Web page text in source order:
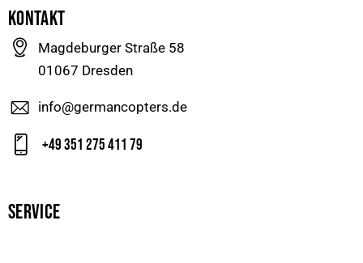
KONTAKT
Magdeburger Straße 58
01067 Dresden
info@germancopters.de
+49 351 275 411 79
SERVICE